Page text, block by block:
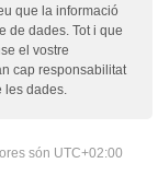
que la informació
de dades. Tot i que
el vostre
cap responsabilitat
dades.
són UTC+02:00